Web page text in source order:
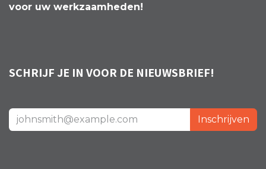
voor uw werkzaamheden!
SCHRIJF JE IN VOOR DE NIEUWSBRIEF!
Inschrijven